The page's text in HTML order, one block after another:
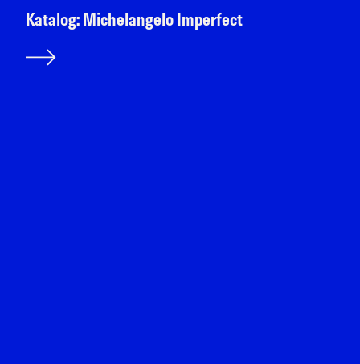
Katalog: Michelangelo Imperfect